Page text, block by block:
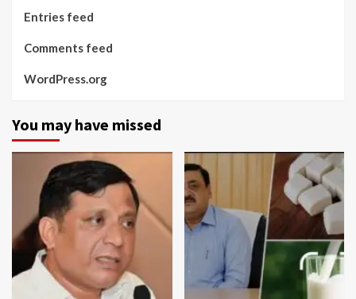
Entries feed
Comments feed
WordPress.org
You may have missed